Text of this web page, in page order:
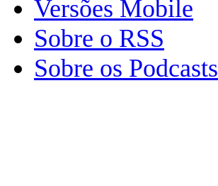
Versões Mobile
Sobre o RSS
Sobre os Podcasts